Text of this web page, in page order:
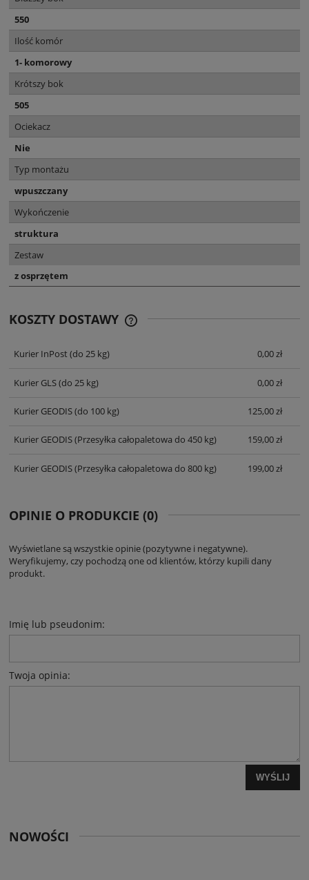
550
Ilość komór
1- komorowy
Krótszy bok
505
Ociekacz
Nie
Typ montażu
wpuszczany
Wykończenie
struktura
Zestaw
z osprzętem
KOSZTY DOSTAWY
Kurier InPost(do 25 kg) 0,00 zł
Kurier GLS(do 25 kg) 0,00 zł
Kurier GEODIS(do 100 kg) 125,00 zł
Kurier GEODIS(Przesyłka całopaletowa do 450 kg) 159,00 zł
Kurier GEODIS(Przesyłka całopaletowa do 800 kg) 199,00 zł
OPINIE O PRODUKCIE (0)
Wyświetlane są wszystkie opinie (pozytywne i negatywne).
Weryfikujemy, czy pochodzą one od klientów, którzy kupili dany
produkt.
Imię lub pseudonim:
Twoja opinia:
WYŚLIJ
NOWOŚCI